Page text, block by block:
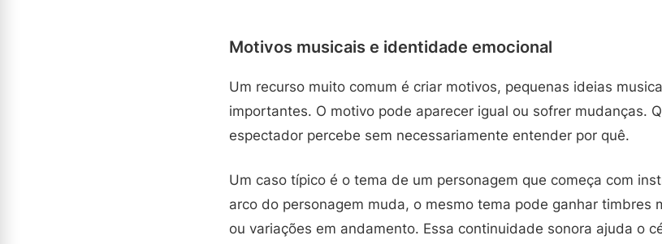
Motivos musicais e identidade emocional
Um recurso muito comum é criar motivos, pequenas ideias
importantes. O motivo pode aparecer igual ou sofrer mudanças.
espectador percebe sem necessariamente entender por quê.
Um caso típico é o tema de um personagem que começa com
arco do personagem muda, o mesmo tema pode ganhar timbres
ou variações em andamento. Essa continuidade sonora ajuda o